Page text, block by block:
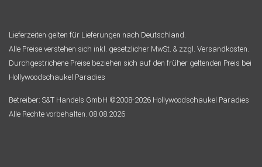
Lieferzeiten gelten für Lieferungen nach Deutschland.
Alle Preise verstehen sich inkl. gesetzlicher MwSt. & zzgl. Versandkosten.
Durchgestrichene Preise beziehen sich auf den früher geltenden Preis bei
Hollywoodschaukel Paradies
Betreiber: S&T Handels GmbH ©2008-2026 Hollywoodschaukel Paradies
Alle Rechte vorbehalten. 08.08.2026